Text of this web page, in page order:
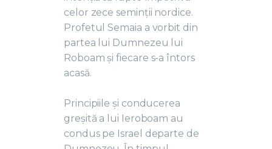
celor zece seminții nordice.
Profetul Semaia a vorbit din
partea lui Dumnezeu lui
Roboam și fiecare s-a întors
acasă.
Principiile și conducerea
greșită a lui Ieroboam au
condus pe Israel departe de